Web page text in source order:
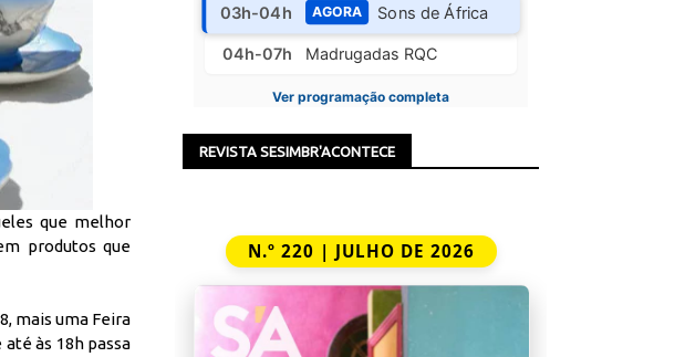
que melhor
produtos que
mais uma Feira
às 18h passa
03h-04h AGORA Sons de África
04h-07h Madrugadas RQC
Ver programação completa
REVISTA SESIMBR'ACONTECE
N.º 220 | JULHO DE 2026